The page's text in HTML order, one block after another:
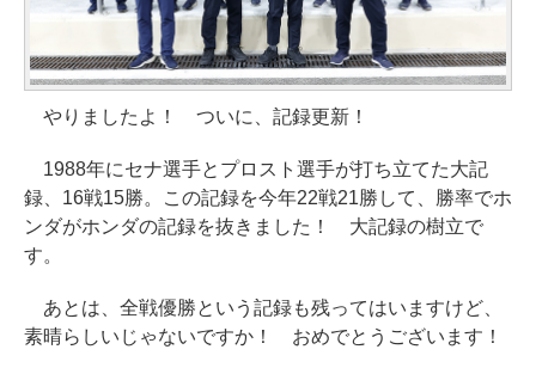
やりましたよ！ ついに、記録更新！
1988年にセナ選手とプロスト選手が打ち立てた大記
録、16戦15勝。この記録を今年22戦21勝して、勝率でホ
ンダがホンダの記録を抜きました！ 大記録の樹立で
す。
あとは、全戦優勝という記録も残ってはいますけど、
素晴らしいじゃないですか！ おめでとうございます！